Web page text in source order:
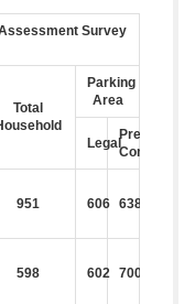
Survey
Total
Parking
Area
Legal
Present
Condition
951 606 638
598 602 700